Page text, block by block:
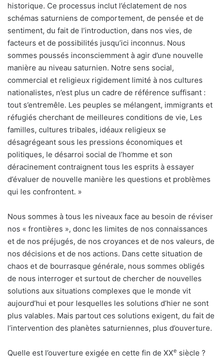
historique. Ce processus inclut l’éclatement de nos
schémas saturniens de comportement, de pensée et de
sentiment, du fait de l’introduction, dans nos vies, de
facteurs et de possibilités jusqu’ici inconnus. Nous
sommes poussés inconsciemment à agir d’une nouvelle
manière au niveau saturnien. Notre sens social,
commercial et religieux rigidement limité à nos cultures
nationalistes, n’est plus un cadre de référence suffisant :
tout s’entremêle. Les peuples se mélangent, immigrants et
réfugiés cherchant de meilleures conditions de vie, Les
familles, cultures tribales, idéaux religieux se
désagrégeant sous les pressions économiques et
politiques, le désarroi social de l’homme et son
déracinement contraignent tous les esprits à essayer
d’évaluer de nouvelle manière les questions et problèmes
qui les confrontent. »
Nous sommes à tous les niveaux face au besoin de réviser
nos « frontières », donc les limites de nos connaissances
et de nos préjugés, de nos croyances et de nos valeurs, de
nos décisions et de nos actions. Dans cette situation de
chaos et de bourrasque générale, nous sommes obligés
de nous interroger et surtout de chercher de nouvelles
solutions aux situations complexes que le monde vit
aujourd’hui et pour lesquelles les solutions d’hier ne sont
plus valables. Mais partout ces solutions exigent, du fait de
l’intervention des planètes saturniennes, plus d’ouverture.
Quelle est l’ouverture exigée en cette fin de XXe siècle ?